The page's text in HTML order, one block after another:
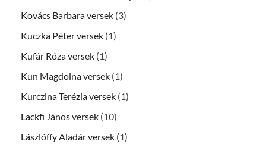
Kovács Barbara versek (3)
Kuczka Péter versek (1)
Kufár Róza versek (1)
Kun Magdolna versek (1)
Kurczina Terézia versek (1)
Lackfi János versek (10)
Lászlóffy Aladár versek (1)